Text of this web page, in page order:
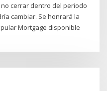
cerrar dentro del periodo
cambiar. Se honrará la
Mortgage disponible